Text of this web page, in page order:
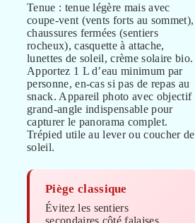
Tenue : tenue légère mais avec
coupe-vent (vents forts au sommet),
chaussures fermées (sentiers
rocheux), casquette à attache,
lunettes de soleil, crème solaire bio.
Apportez 1 L d’eau minimum par
personne, en-cas si pas de repas au
snack. Appareil photo avec objectif
grand-angle indispensable pour
capturer le panorama complet.
Trépied utile au lever ou coucher de
soleil.
Piège classique
Évitez les sentiers
secondaires côté falaises